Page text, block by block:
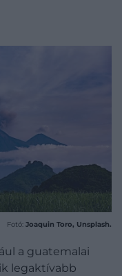
Fotó: Joaquin Toro, Unsplash.
a guatemalai
legaktívabb